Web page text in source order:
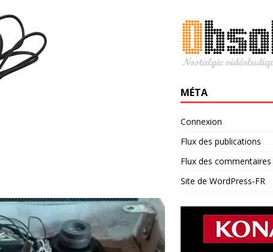
MÉTA
Connexion
Flux des publications
Flux des commentaires
Site de WordPress-FR